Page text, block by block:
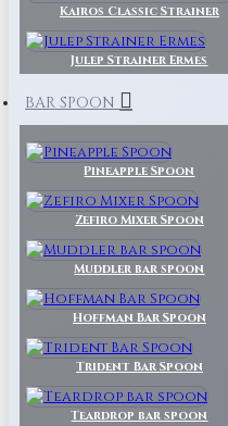
Kairos Classic Strainer
Julep Strainer Ermes
BAR SPOON
Pineapple Spoon
Zefiro Mixer Spoon
Muddler bar spoon
Hoffman Bar Spoon
Trident Bar Spoon
Teardrop bar spoon